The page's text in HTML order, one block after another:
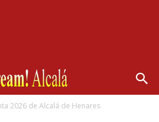
2026 de Alcalá de Henares